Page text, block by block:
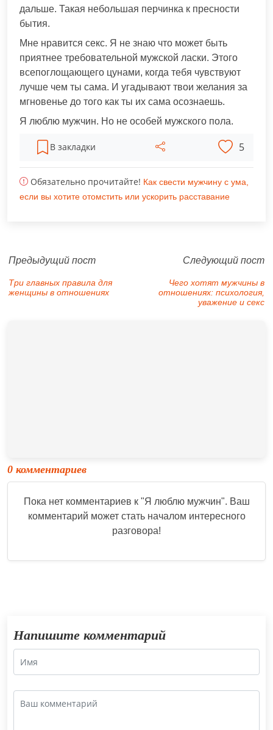
дальше. Такая небольшая перчинка к пресности
бытия.
Мне нравится секс. Я не знаю что может быть
приятнее требовательной мужской ласки. Этого
всепоглощающего цунами, когда тебя чувствуют
лучше чем ты сама. И угадывают твои желания за
мгновенье до того как ты их сама осознаешь.
Я люблю мужчин. Но не особей мужского пола.
В закладки 5
Обязательно прочитайте! Как свести мужчину с ума,
если вы хотите отомстить или ускорить расставание
Предыдущий пост
Три главных правила для
женщины в отношениях
Следующий пост
Чего хотят мужчины в
отношениях: психология,
уважение и секс
0 комментариев
Пока нет комментариев к "Я люблю мужчин". Ваш
комментарий может стать началом интересного
разговора!
Напишите комментарий